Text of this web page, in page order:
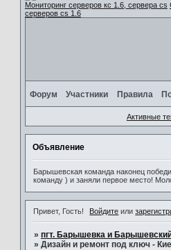
Мониторинг серверов кс 1.6, сервера cs
серверов cs 1.6
Форум Участники Правила
Активные
Объявление
Барышевская команда наконец
команду ) и заняли первое место!
Привет, Гость! Войдите или
» пгт. Барышевка и
» Дизайн и ремонт под ключ -